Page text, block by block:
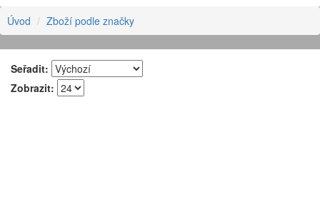
Úvod
Zboží podle značky
Seřadit:
Zobrazit: